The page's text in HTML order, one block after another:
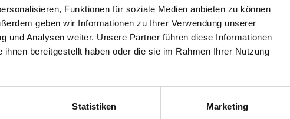
Funktionen für soziale Medien anbieten zu können
geben wir Informationen zu Ihrer Verwendung unserer
und Analysen weiter. Unsere Partner führen diese Informationen
bereitgestellt haben oder die sie im Rahmen Ihrer Nutzung
Statistiken Marketing
Fachhändler bietet auch spezielle Dienstleistungen an, wie
dass Angler ihre Ausrüstung in einem optimalen Zustand
leicht zugänglich ist. Parkmöglichkeiten in der